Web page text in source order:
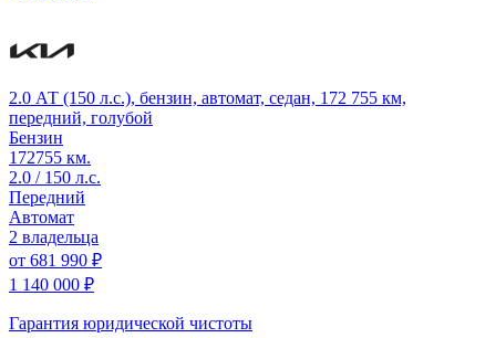
2.0 АТ (150 л.с.), бензин, автомат, седан, 172 755 км,
передний, голубой
Бензин
172755 км.
2.0 / 150 л.с.
Передний
Автомат
2 владельца
от 681 990 ₽
1 140 000 ₽
Гарантия юридической чистоты